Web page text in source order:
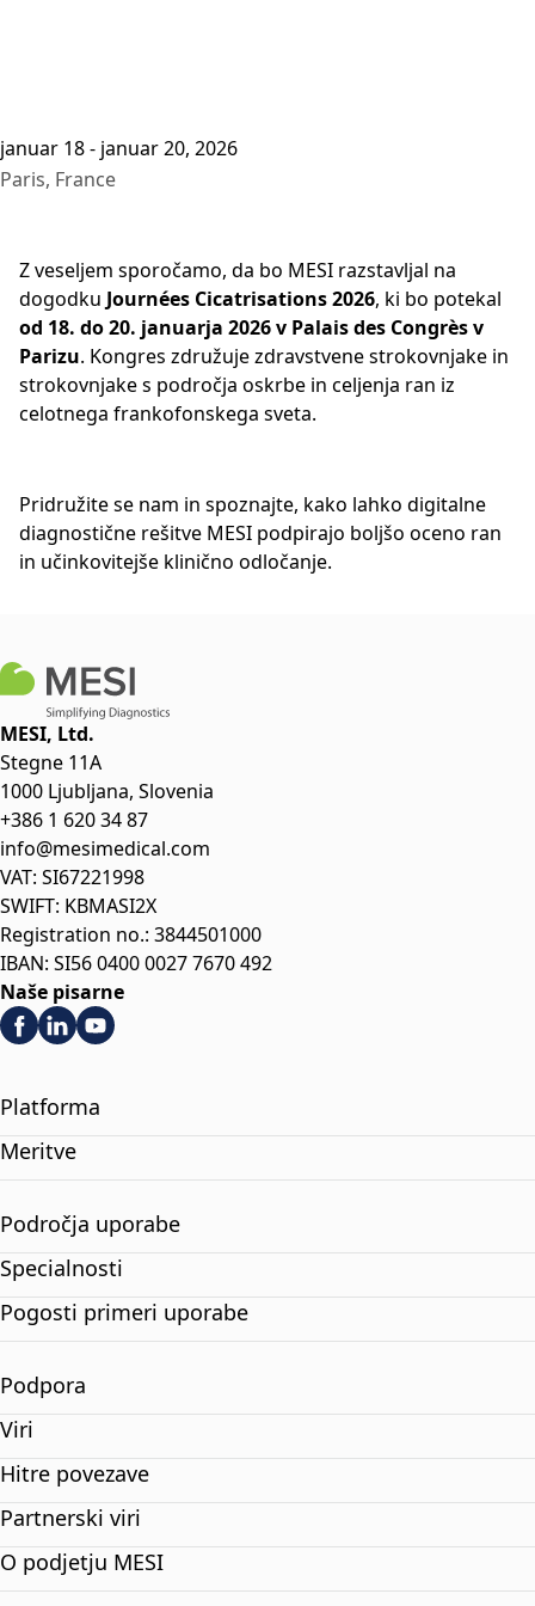
januar 18 - januar 20, 2026
Paris, France
Z veseljem sporočamo, da bo MESI razstavljal na
dogodku Journées Cicatrisations 2026, ki bo potekal
od 18. do 20. januarja 2026 v Palais des Congrès v
Parizu. Kongres združuje zdravstvene strokovnjake in
strokovnjake s področja oskrbe in celjenja ran iz
celotnega frankofonskega sveta.
Pridružite se nam in spoznajte, kako lahko digitalne
diagnostične rešitve MESI podpirajo boljšo oceno ran
in učinkovitejše klinično odločanje.
MESI, Ltd.
Stegne 11A
1000 Ljubljana, Slovenia
+386 1 620 34 87
info@mesimedical.com
VAT: SI67221998
SWIFT: KBMASI2X
Registration no.: 3844501000
IBAN: SI56 0400 0027 7670 492
Naše pisarne
Platforma
Meritve
Področja uporabe
Specialnosti
Pogosti primeri uporabe
Podpora
Viri
Hitre povezave
Partnerski viri
O podjetju MESI